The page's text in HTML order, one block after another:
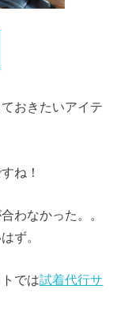
おきたいアイテ
ね！
わなかった。。
ず。
では試着代行サ